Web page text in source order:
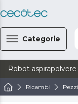
Categorie
Robot aspirapolvere
Ricambi